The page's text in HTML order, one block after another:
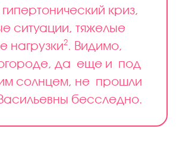
криз,
ситуации, тяжелые
нагрузки2. Видимо,
да еще и под
солнцем, не прошли
бесследно.